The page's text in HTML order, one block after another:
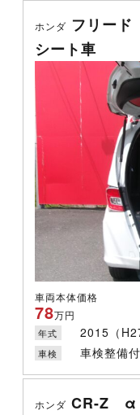
ホンダ フリー
シート車
車両本体価格
78万円
年式 2015（
車検 車検整備付
ホンダ CR-Z α